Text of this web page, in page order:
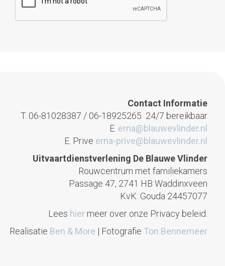
Contact Informatie
T. 06-81028387 / 06-18925265 24/7 bereikbaar
E. erna@blauwevlinder.nl
E. Prive erna-prive@blauwevlinder.nl
Uitvaartdienstverlening De Blauwe Vlinder
Rouwcentrum met familiekamers
Passage 47, 2741 HB Waddinxveen
KvK: Gouda 24457077
Lees hier meer over onze Privacy beleid.
Realisatie Ben & More | Fotografie Ton Bennemeer